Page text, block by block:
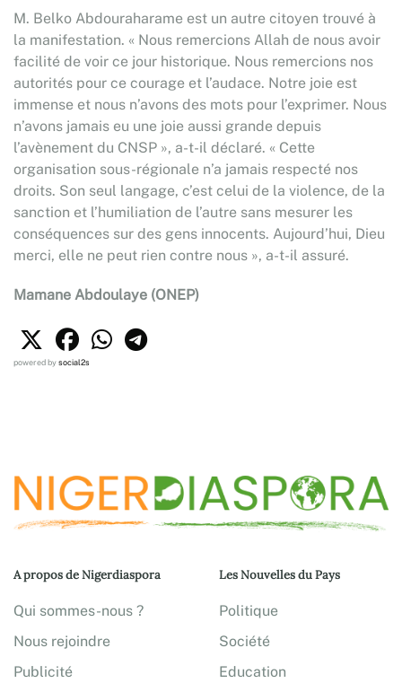
M. Belko Abdouraharame est un autre citoyen trouvé à
la manifestation. « Nous remercions Allah de nous avoir
facilité de voir ce jour historique. Nous remercions nos
autorités pour ce courage et l’audace. Notre joie est
immense et nous n’avons des mots pour l’exprimer. Nous
n’avons jamais eu une joie aussi grande depuis
l’avènement du CNSP », a-t-il déclaré. « Cette
organisation sous-régionale n’a jamais respecté nos
droits. Son seul langage, c’est celui de la violence, de la
sanction et l’humiliation de l’autre sans mesurer les
conséquences sur des gens innocents. Aujourd’hui, Dieu
merci, elle ne peut rien contre nous », a-t-il assuré.
Mamane Abdoulaye (ONEP)
powered bysocial2s
A propos de Nigerdiaspora
Qui sommes-nous ?
Nous rejoindre
Publicité
Les Nouvelles du Pays
Politique
Société
Education